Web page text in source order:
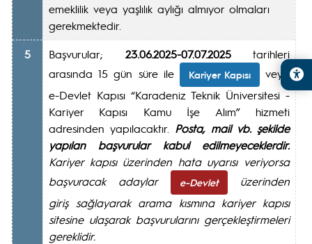
emeklilik veya yaşlılık aylığı almıyor olmaları
gerekmektedir.
5
Başvurular; 23.06.2025-07.07.2025tarihleri
arasında 15 gün süre ile
Kariyer Kapısı
veya
e-Devlet Kapısı “Karadeniz Teknik Üniversitesi -
Kariyer Kapısı Kamu İşe Alım” hizmeti
adresinden yapılacaktır. Posta, mail vb. şekilde
yapılan başvurular kabul edilmeyeceklerdir.
Kariyer kapısı üzerinden hata uyarısı veriyorsa
başvuracak adaylar
e-Devlet
üzerinden
giriş sağlayarak arama kısmına kariyer kapısı
sitesine ulaşarak başvurularını gerçekleştirmeleri
gereklidir.